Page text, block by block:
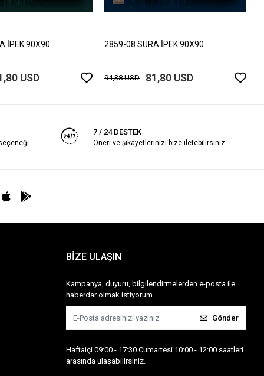
İPEK 90X90
USD
2859-08 SURA İPEK 90X90
94,38 USD 81,80 USD
7 / 24 DESTEK
Öneri ve şikayetlerinizi bize iletebilirsiniz.
BİZE ULAŞIN
Kampanya, duyuru, bilgilendirmelerden e-posta ile
haberdar olmak istiyorum.
Gönder
Haftaiçi 09:00 - 17:30 Cumartesi 10:00 - 12:00 saatleri
arasında ulaşabilirsiniz.